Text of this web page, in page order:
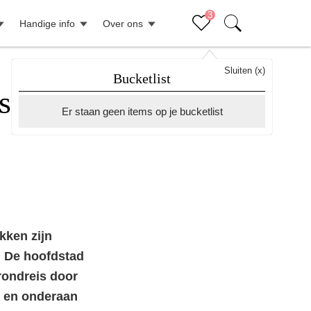
3
Handige info Over ons
Bucketlist
Sluiten (x)
Er staan geen items op je bucketlist
zijn
hoofdstad
door
onderaan